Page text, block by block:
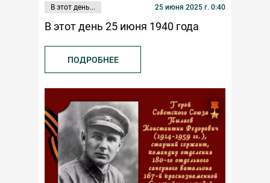
В этот день... 25 июня 2025 г. 0:40
В этот день 25 июня 1940 года
ПОДРОБНЕЕ